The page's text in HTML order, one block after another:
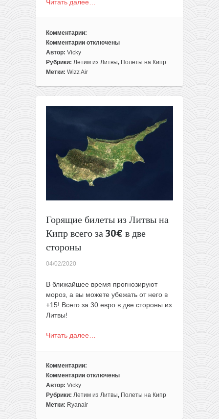
Читать далее…
Комментарии:
Комментарии
к
записи
Весна!
членов
+
варианты
путешествие
дешевле
отключены
Автор: Vicky
Рубрики: Летим из Литвы, Полеты на Кипр
Метки: Wizz Air
Горящие билеты из Литвы на
Кипр всего за 30€ в две
стороны
04/02/2020
В ближайшее время прогнозируют
мороз, а вы можете убежать от него в
+15! Всего за 30 евро в две стороны из
Литвы!
Читать далее…
Комментарии:
Комментарии
к
записи
Горящие
отключены
Автор: Vicky
Рубрики: Летим из Литвы, Полеты на Кипр
Метки: Ryanair